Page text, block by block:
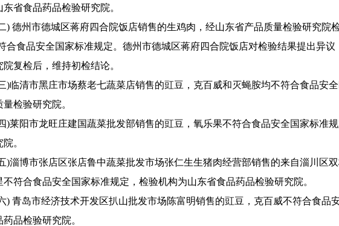
东省食品药品检验研究院。
州市德城区蒋府四合院饭店销售的生鸡肉，经山东省产品质量检验研究院
合食品安全国家标准规定。德州市德城区蒋府四合院饭店对检验结果提出异
院复检后，维持初检结论。
清市黑庄市场蔡老七蔬菜店销售的豇豆，克百威和灭蝇胺均不符合食品安
量检验研究院。
阳市龙旺庄建国蔬菜批发部销售的豇豆，氧乐果不符合食品安全国家标准
。
博市张店区张店鲁中蔬菜批发市场张仁生生猪肉经营部销售的来自淄川区双
不符合食品安全国家标准规定，检验机构为山东省食品药品检验研究院。
岛市经济技术开发区扒山批发市场陈富明销售的豇豆，克百威不符合食品
药品检验研究院。